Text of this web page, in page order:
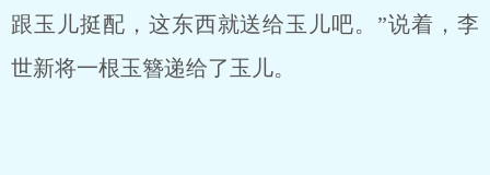
跟玉儿挺配，这东西就送给玉儿吧。”说着，李
世新将一根玉簪递给了玉儿。